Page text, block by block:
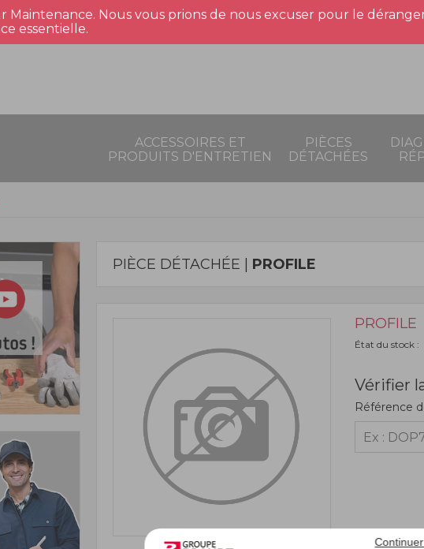
Nous vous prions de nous excuser pour le
essentielle.
ACCESSOIRES ET
PRODUITS D'ENTRETIEN
PIÈCES
DÉTACHÉES
PIÈCE DÉTACHÉE | PROFILE
PROFILE
État du stock :
Vérifier
Référence